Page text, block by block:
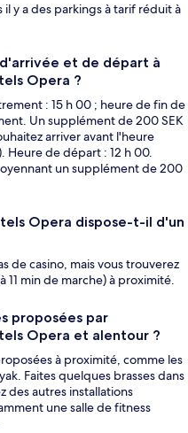
y a des parkings à tarif réduit à
et de départ à
Opera ?
: 15 h 00 ; heure de fin de
Un supplément de 200 SEK
arriver avant l'heure
Heure de départ : 12 h 00.
un supplément de 200
Opera dispose-t-il d'un
de casino, mais vous trouverez
11 min de marche) à proximité.
proposées par
Opera et alentour ?
à proximité, comme les
Faites quelques brasses dans
des autres installations
une salle de fitness